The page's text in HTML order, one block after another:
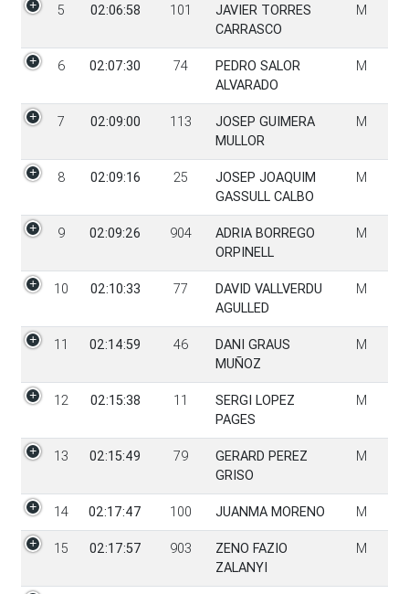
5 02:06:58 101
JAVIER TORRES
CARRASCO
M
6 02:07:30 74
PEDRO SALOR
ALVARADO
M
7 02:09:00 113
JOSEP GUIMERA
MULLOR
M
8 02:09:16 25
JOSEP JOAQUIM
GASSULL CALBO
M
9 02:09:26 904
ADRIA BORREGO
ORPINELL
M
10 02:10:33 77
DAVID VALLVERDU
AGULLED
M
11 02:14:59 46
DANI GRAUS
MUÑOZ
M
12 02:15:38 11
SERGI LOPEZ
PAGES
M
13 02:15:49 79
GERARD PEREZ
GRISO
M
14 02:17:47 100 JUANMA MORENO M
15 02:17:57 903
ZENO FAZIO
ZALANYI
M